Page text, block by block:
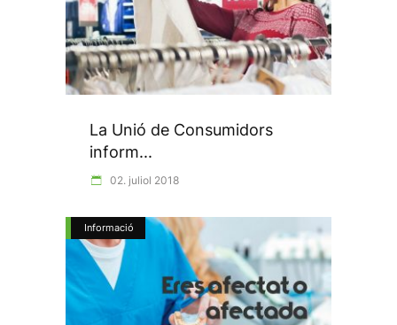
La Unió de Consumidors
inform...
02. juliol 2018
Informació